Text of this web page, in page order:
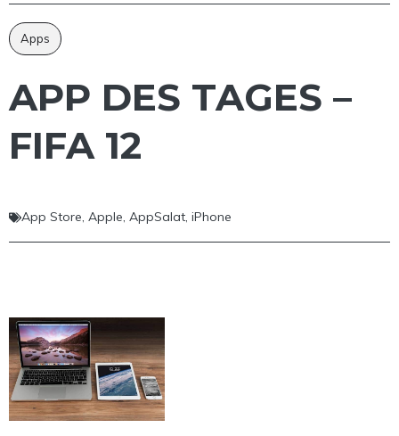
Apps
APP DES TAGES –
FIFA 12
App Store, Apple, AppSalat, iPhone